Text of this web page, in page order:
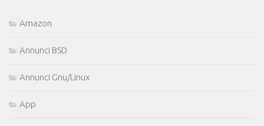
Amazon
Annunci BSD
Annunci Gnu/Linux
App